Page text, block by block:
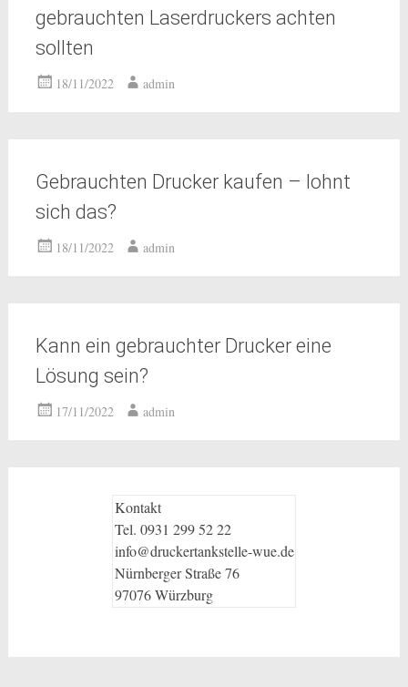
gebrauchten Laserdruckers achten
sollten
18/11/2022 admin
Gebrauchten Drucker kaufen – lohnt
sich das?
18/11/2022 admin
Kann ein gebrauchter Drucker eine
Lösung sein?
17/11/2022 admin
Kontakt
Tel. 0931 299 52 22
info@druckertankstelle-wue.de
Nürnberger Straße 76
97076 Würzburg